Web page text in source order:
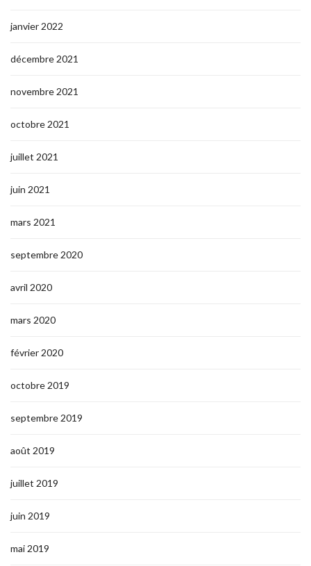
janvier 2022
décembre 2021
novembre 2021
octobre 2021
juillet 2021
juin 2021
mars 2021
septembre 2020
avril 2020
mars 2020
février 2020
octobre 2019
septembre 2019
août 2019
juillet 2019
juin 2019
mai 2019